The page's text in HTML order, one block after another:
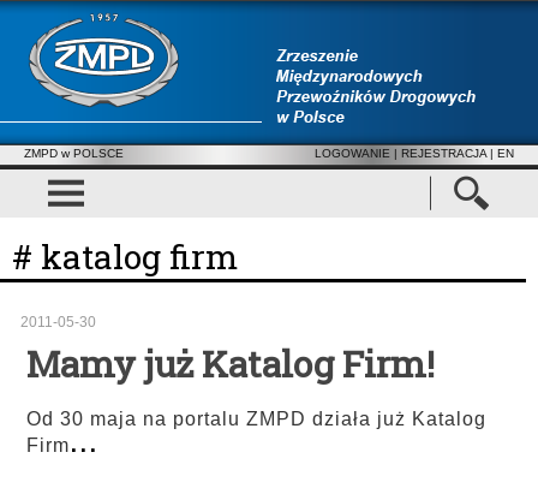
ZMPD w POLSCE LOGOWANIE | REJESTRACJA | EN
# katalog firm
2011-05-30
Mamy już Katalog Firm!
Od 30 maja na portalu ZMPD działa już Katalog
Firm...